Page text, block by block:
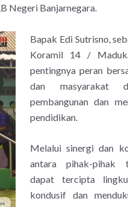
Negeri Banjarnegara.
Bapak Edi Sutrisno,
Koramil 14 /
pentingnya peran
dan masyarakat
pembangunan dan
pendidikan.
Melalui sinergi dan
antara pihak-pihak
dapat tercipta
kondusif dan